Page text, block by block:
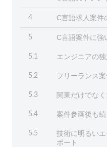
4 C言語求人案件
5 C言語案件に強
5.1 エンジニアの
5.2 フリーランス
5.3 関東だけでな
5.4 案件参画後も
5.5
技術に明るい
ポート